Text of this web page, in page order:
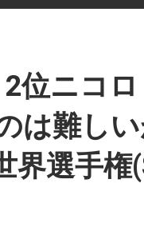
ニコロ
は難し
界選手権